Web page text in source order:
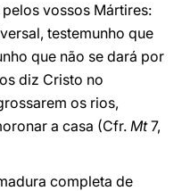
vossos Mártires:
testemunho que
que não se dará por
diz Cristo no
os rios,
a casa (Cfr.Mt7,
completa de